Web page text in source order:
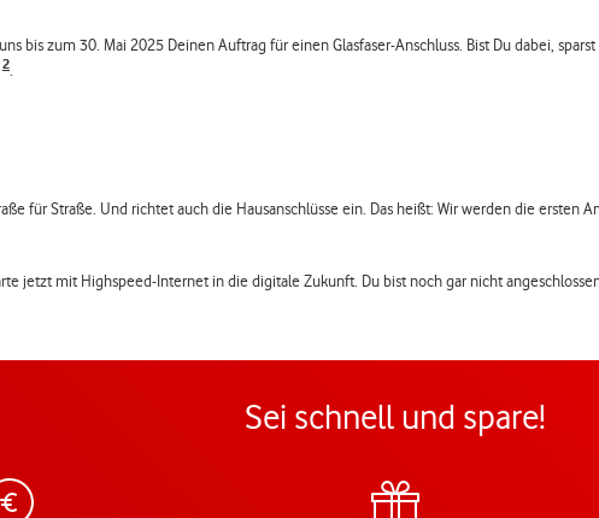
bis zum 30. Mai 2025 Deinen Auftrag für einen Glasfaser-Anschluss. Bist Du dabei,
2
für Straße. Und richtet auch die Hausanschlüsse ein. Das heißt: Wir werden die ersten
jetzt mit Highspeed-Internet in die digitale Zukunft. Du bist noch gar nicht
Sei schnell und spare!